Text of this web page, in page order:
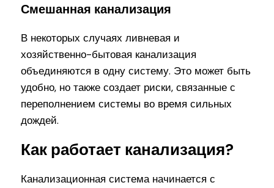
Смешанная канализация
В некоторых случаях ливневая и
хозяйственно-бытовая канализация
объединяются в одну систему. Это может быть
удобно, но также создает риски, связанные с
переполнением системы во время сильных
дождей.
Как работает канализация?
Канализационная система начинается с